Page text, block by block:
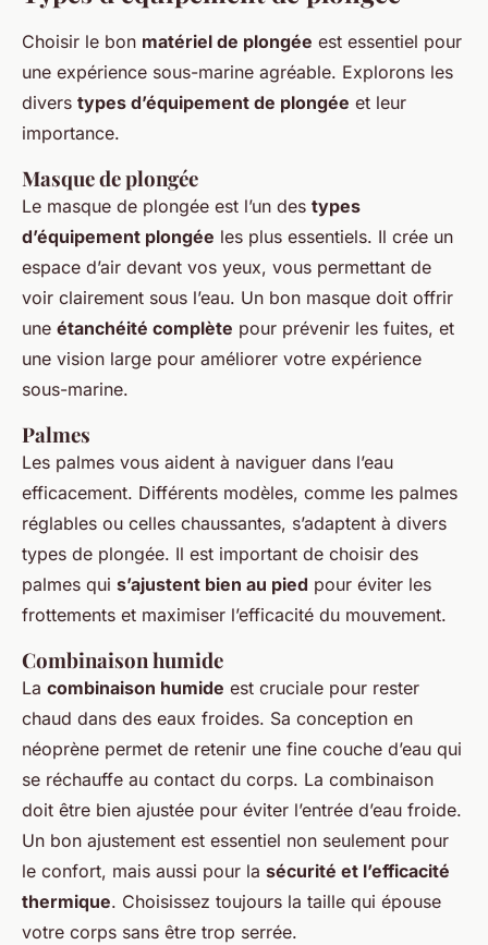
Choisir le bon matériel de plongée est essentiel pour
une expérience sous-marine agréable. Explorons les
divers types d’équipement de plongée et leur
importance.
Masque de plongée
Le masque de plongée est l’un des types
d’équipement plongée les plus essentiels. Il crée un
espace d’air devant vos yeux, vous permettant de
voir clairement sous l’eau. Un bon masque doit offrir
une étanchéité complète pour prévenir les fuites, et
une vision large pour améliorer votre expérience
sous-marine.
Palmes
Les palmes vous aident à naviguer dans l’eau
efficacement. Différents modèles, comme les palmes
réglables ou celles chaussantes, s’adaptent à divers
types de plongée. Il est important de choisir des
palmes qui s’ajustent bien au pied pour éviter les
frottements et maximiser l’efficacité du mouvement.
Combinaison humide
La combinaison humide est cruciale pour rester
chaud dans des eaux froides. Sa conception en
néoprène permet de retenir une fine couche d’eau qui
se réchauffe au contact du corps. La combinaison
doit être bien ajustée pour éviter l’entrée d’eau froide.
Un bon ajustement est essentiel non seulement pour
le confort, mais aussi pour la sécurité et l’efficacité
thermique. Choisissez toujours la taille qui épouse
votre corps sans être trop serrée.